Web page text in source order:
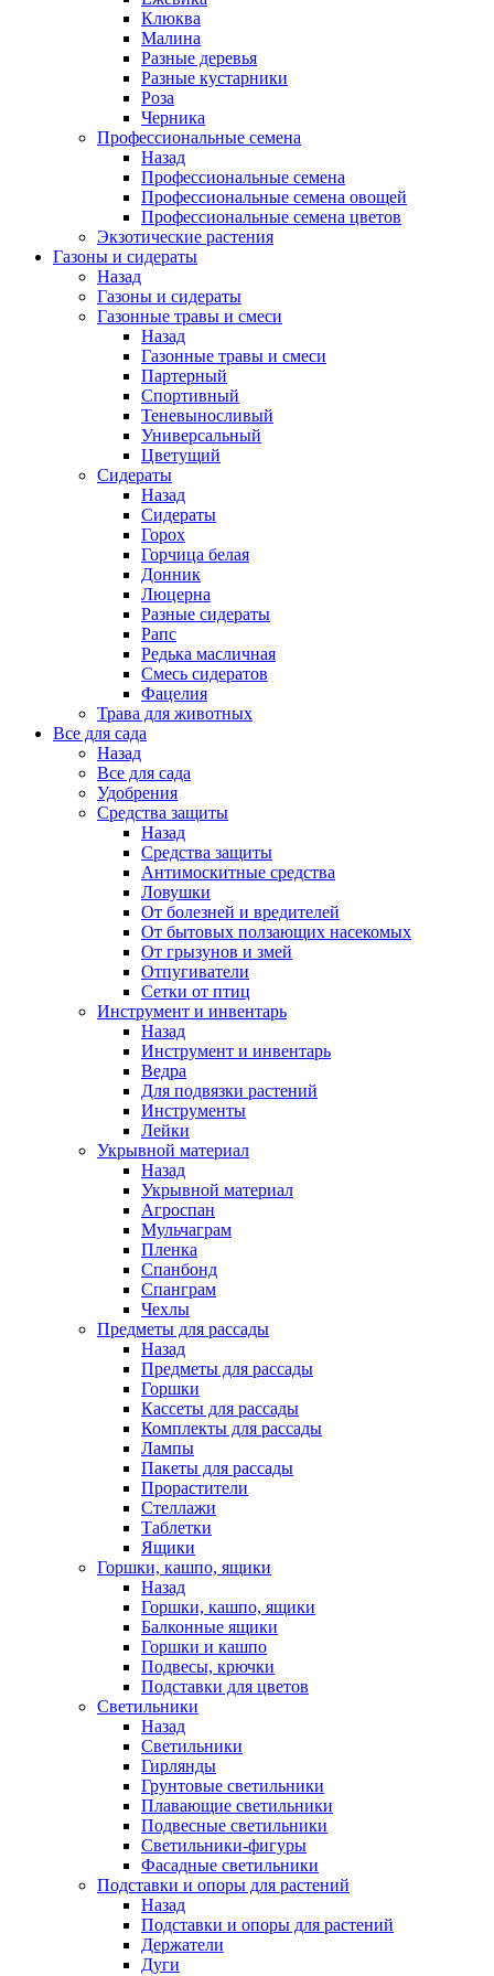
Клюква
Малина
Разные деревья
Разные кустарники
Роза
Черника
Профессиональные семена
Назад
Профессиональные семена
Профессиональные семена овощей
Профессиональные семена цветов
Экзотические растения
Газоны и сидераты
Назад
Газоны и сидераты
Газонные травы и смеси
Назад
Газонные травы и смеси
Партерный
Спортивный
Теневыносливый
Универсальный
Цветущий
Сидераты
Назад
Сидераты
Горох
Горчица белая
Донник
Люцерна
Разные сидераты
Рапс
Редька масличная
Смесь сидератов
Фацелия
Трава для животных
Все для сада
Назад
Все для сада
Удобрения
Средства защиты
Назад
Средства защиты
Антимоскитные средства
Ловушки
От болезней и вредителей
От бытовых ползающих насекомых
От грызунов и змей
Отпугиватели
Сетки от птиц
Инструмент и инвентарь
Назад
Инструмент и инвентарь
Ведра
Для подвязки растений
Инструменты
Лейки
Укрывной материал
Назад
Укрывной материал
Агроспан
Мульчаграм
Пленка
Спанбонд
Спанграм
Чехлы
Предметы для рассады
Назад
Предметы для рассады
Горшки
Кассеты для рассады
Комплекты для рассады
Лампы
Пакеты для рассады
Прорастители
Стеллажи
Таблетки
Ящики
Горшки, кашпо, ящики
Назад
Горшки, кашпо, ящики
Балконные ящики
Горшки и кашпо
Подвесы, крючки
Подставки для цветов
Светильники
Назад
Светильники
Гирлянды
Грунтовые светильники
Плавающие светильники
Подвесные светильники
Светильники-фигуры
Фасадные светильники
Подставки и опоры для растений
Назад
Подставки и опоры для растений
Держатели
Дуги